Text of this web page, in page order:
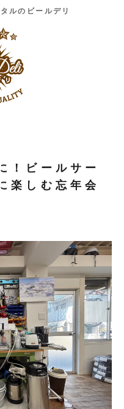
ルのビールデリ
！ビールサー
楽しむ忘年会